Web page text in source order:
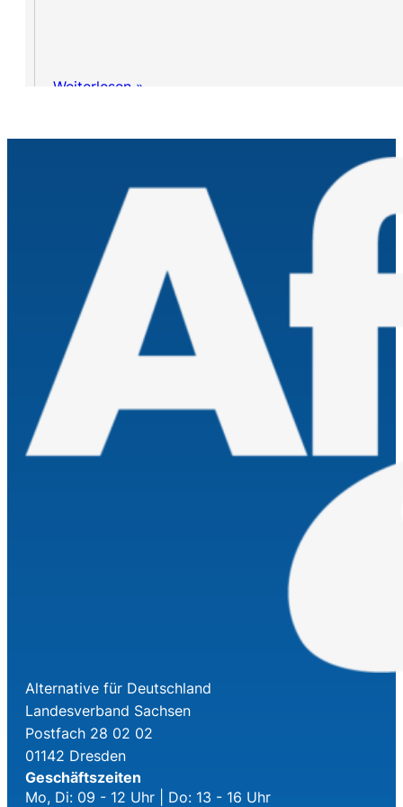
Weiterlesen »
Alternative für Deutschland
Landesverband Sachsen
Postfach 28 02 02
01142 Dresden
Geschäftszeiten
Mo, Di: 09 - 12 Uhr | Do: 13 - 16 Uhr